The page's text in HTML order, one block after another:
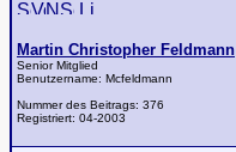
Martin Christopher Feldmann
Senior Mitglied
Benutzername: Mcfeldmann
Nummer des Beitrags: 376
Registriert: 04-2003